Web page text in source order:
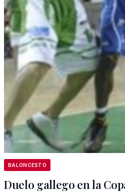
BALONCESTO
Duelo gallego en la